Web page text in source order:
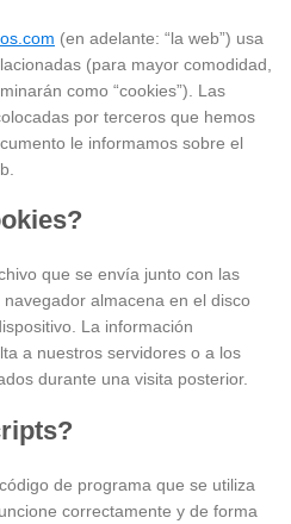
(en adelante: “la web”) usa
(para mayor comodidad,
como “cookies”). Las
por terceros que hemos
le informamos sobre el
que se envía junto con las
almacena en el disco
La información
a nuestros servidores o a los
durante una visita posterior.
de programa que se utiliza
correctamente y de forma